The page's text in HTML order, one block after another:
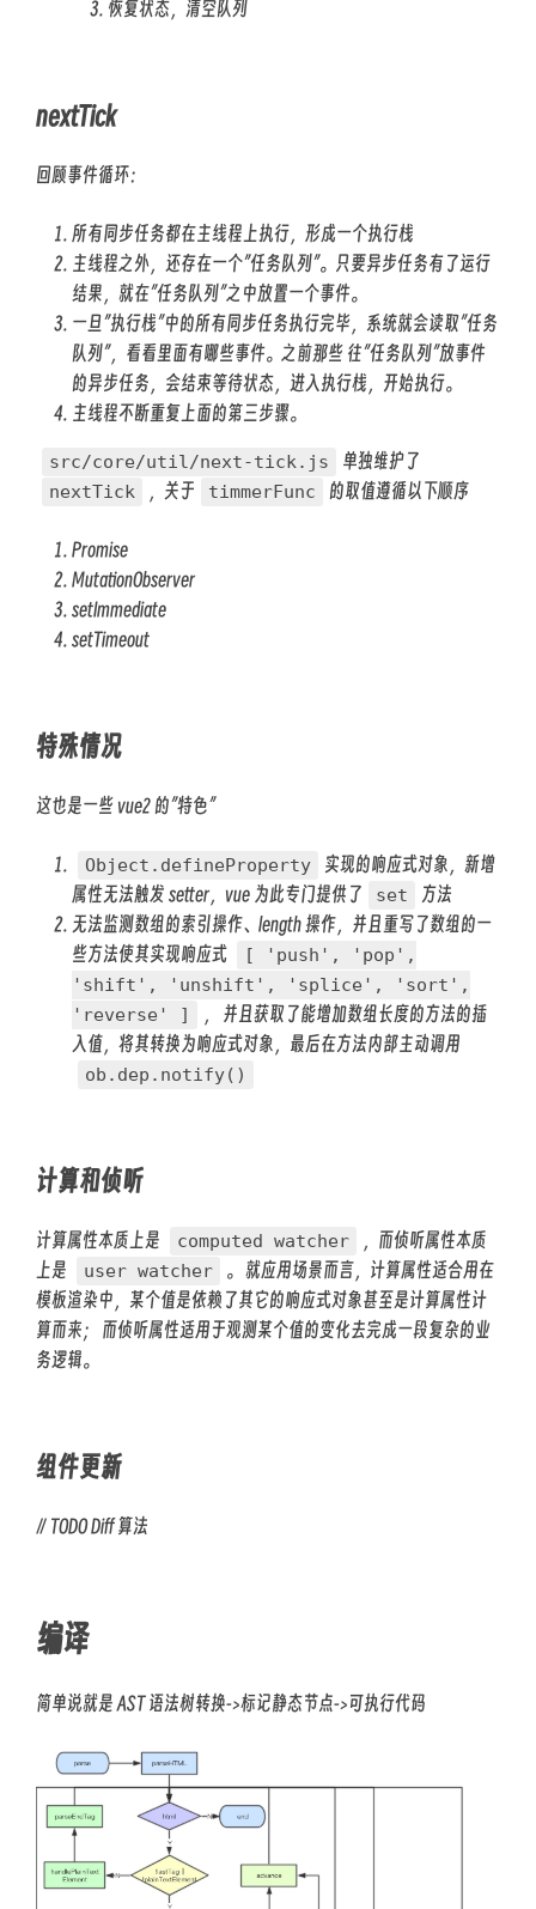
恢复状态，清空队列
nextTick
回顾事件循环：
所有同步任务都在主线程上执行，形成一个执行栈
主线程之外，还存在一个”任务队列”。只要异步任务有了运行
结果，就在”任务队列”之中放置一个事件。
一旦”执行栈”中的所有同步任务执行完毕，系统就会读取”任务
队列”，看看里面有哪些事件。之前那些 往”任务队列”放事件
的异步任务，会结束等待状态，进入执行栈，开始执行。
主线程不断重复上面的第三步骤。
src/core/util/next-tick.js 单独维护了
nextTick ，关于 timmerFunc 的取值遵循以下顺序
Promise
MutationObserver
setImmediate
setTimeout
特殊情况
这也是一些 vue2 的”特色”
Object.defineProperty
实现的响应式对象，新增
属性无法触发 setter，vue 为此专门提供了
set
方法
无法监测数组的索引操作、length 操作，并且重写了数组的一
些方法使其实现响应式
[ 'push', 'pop',
'shift', 'unshift', 'splice', 'sort',
'reverse' ]
， 并且获取了能增加数组长度的方法的插
入值，将其转换为响应式对象，最后在方法内部主动调用
ob.dep.notify()
计算和侦听
计算属性本质上是 computed watcher
，而侦听属性本质
上是
user watcher
。 就应用场景而言，计算属性适合用在
模板渲染中，某个值是依赖了其它的响应式对象甚至是计算属性计
算而来； 而侦听属性适用于观测某个值的变化去完成一段复杂的业
务逻辑。
组件更新
// TODO Diff 算法
编译
简单说就是 AST 语法树转换->标记静态节点->可执行代码